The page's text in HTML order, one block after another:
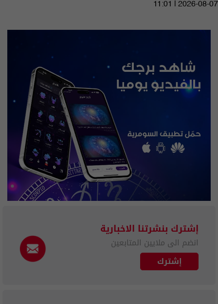
11:01 | 2026-08-07
إشترك بنشرتنا الاخبارية
انضم الى ملايين المتابعين
إشترك